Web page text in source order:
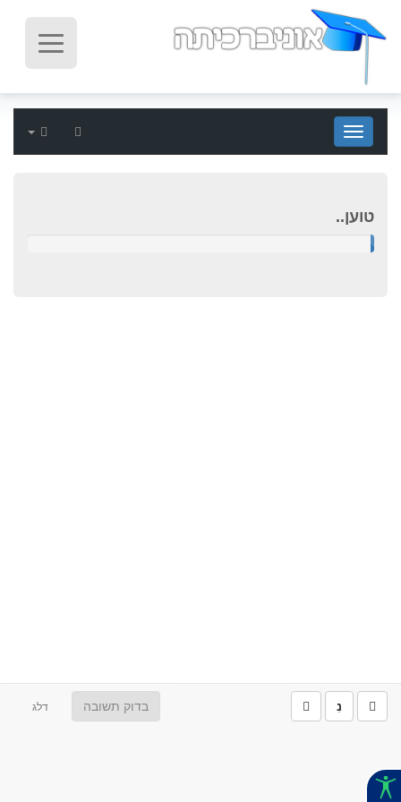
Show Subjects הגדרות
טוען..
טוען..
בדוק תשובה דלג נִ